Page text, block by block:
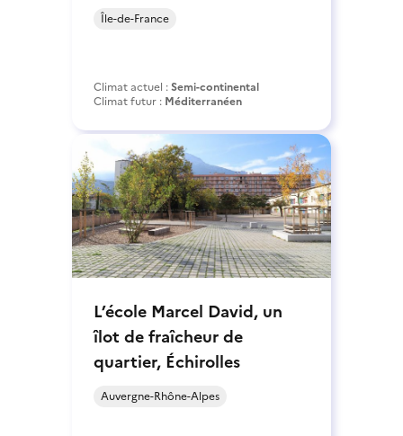
Île-de-France
Climat actuel :Semi-continental
Climat futur : Méditerranéen
L’école Marcel David, un
îlot de fraîcheur de
quartier, Échirolles
Auvergne-Rhône-Alpes